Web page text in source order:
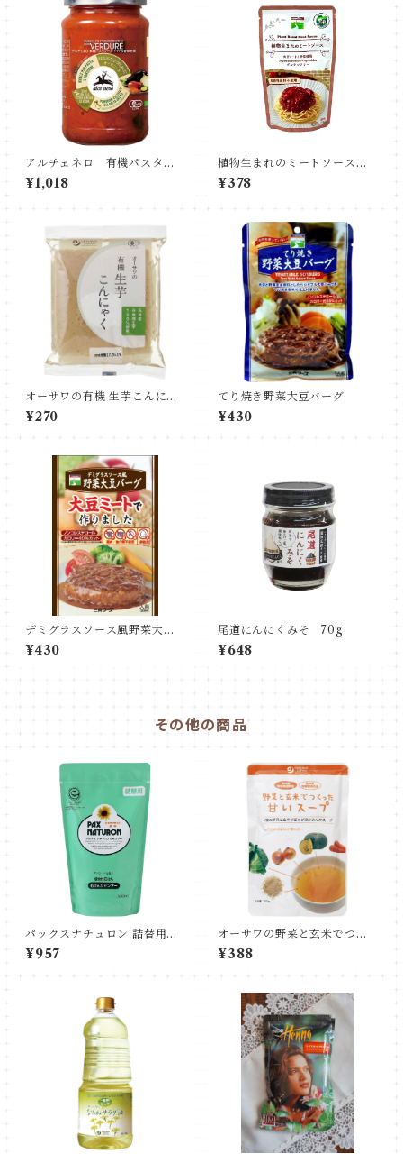
アルチェネロ 有機パスタソ
ース（トマト＆香味野菜）
¥1,018
植物生まれのミートソース
ハラール認証取得商品
¥378
オーサワの有機 生芋こんにゃ
く(板)
¥270
てり焼き野菜大豆バーグ
¥430
デミグラスソース風野菜大豆
バーグ
¥430
尾道にんにくみそ 70g
¥648
その他の商品
パックスナチュロン 詰替用シ
ャンプー
¥957
オーサワの野菜と玄米でつく
った甘いスープ
¥388